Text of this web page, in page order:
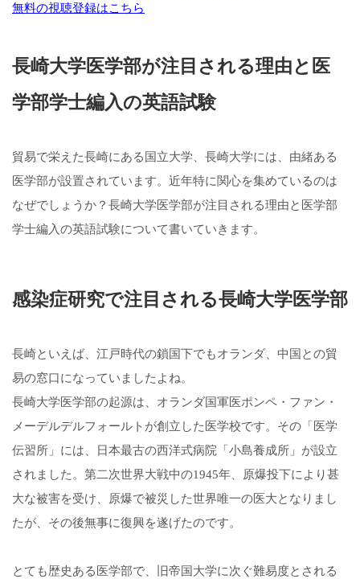
無料の視聴登録はこちら
長崎大学医学部が注目される理由と医
学部学士編入の英語試験
貿易で栄えた長崎にある国立大学、長崎大学には、由緒ある
医学部が設置されています。近年特に関心を集めているのは
なぜでしょうか？長崎大学医学部が注目される理由と医学部
学士編入の英語試験について書いていきます。
感染症研究で注目される長崎大学医学部
長崎といえば、江戸時代の鎖国下でもオランダ、中国との貿
易の窓口になっていましたよね。
長崎大学医学部の起源は、オランダ国軍医ポンペ・ファン・
メーデルデルフォールトが創立した医学校です。その「医学
伝習所」には、日本最古の西洋式病院「小島養成所」が設立
されました。第二次世界大戦中の1945年、原爆投下により甚
大な被害を受け、原爆で被災した世界唯一の医大となりまし
たが、その後無事に復興を遂げたのです。
とても歴史ある医学部で、旧帝国大学に次ぐ難易度とされる